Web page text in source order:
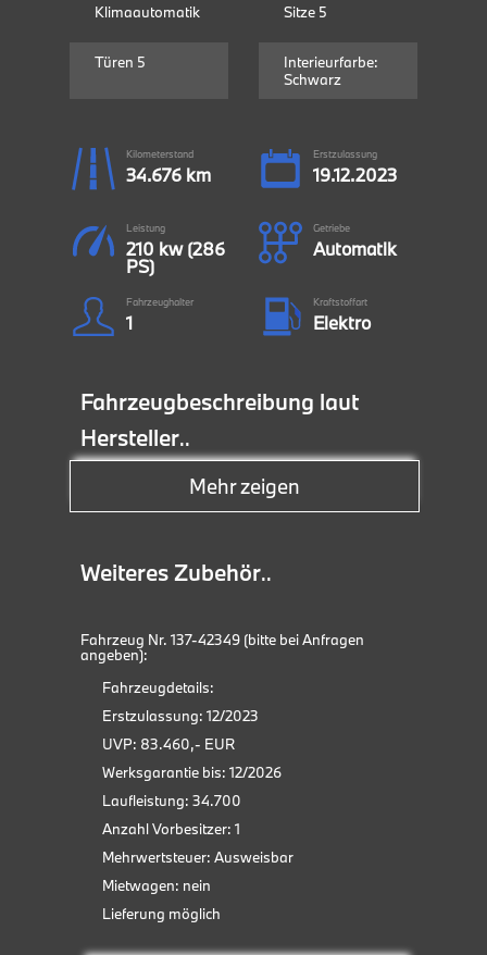
Kilometerstand
34.676 km
Erstzulassung
19.12.2023
Leistung
210 kw (286
PS)
Getriebe
Automatik
Fahrzeughalter
1
Kraftstoffart
Elektro
Klimaautomatik Sitze 5
Türen 5
Interieurfarbe:
Schwarz
Fahrzeugbeschreibung laut
Hersteller..
Bordcomputer
Dachreling
Einparkhilfe Sensoren vorne
Einparkhilfe Sensoren hinten
Elektrische Seitenspiegel
Elektrische Sitzeinstellung
Fensterheber
Mehr zeigen
Weiteres Zubehör..
Fahrzeug Nr. 137-42349 (bitte bei Anfragen
angeben):
Fahrzeugdetails:
Erstzulassung: 12/2023
UVP: 83.460,- EUR
Werksgarantie bis: 12/2026
Laufleistung: 34.700
Anzahl Vorbesitzer: 1
Mehrwertsteuer: Ausweisbar
Mietwagen: nein
Lieferung möglich